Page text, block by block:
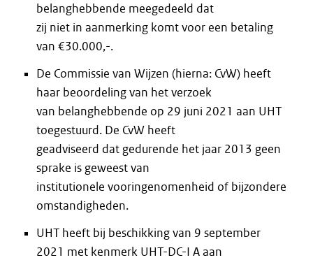
belanghebbende meegedeeld dat
zij niet in aanmerking komt voor een betaling
van €30.000,-.
De Commissie van Wijzen (hierna: CvW) heeft
haar beoordeling van het verzoek
van belanghebbende op 29 juni 2021 aan UHT
toegestuurd. De CvW heeft
geadviseerd dat gedurende het jaar 2013 geen
sprake is geweest van
institutionele vooringenomenheid of bijzondere
omstandigheden.
UHT heeft bij beschikking van 9 september
2021 met kenmerk UHT-DC-I A aan